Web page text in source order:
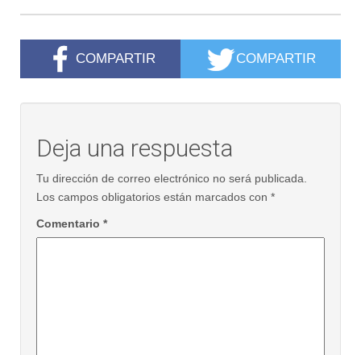
COMPARTIR COMPARTIR
Deja una respuesta
Tu dirección de correo electrónico no será publicada.
Los campos obligatorios están marcados con *
Comentario *